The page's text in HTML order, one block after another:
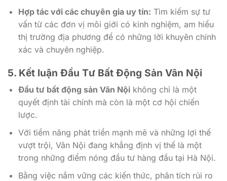
Hợp tác với các chuyên gia uy tín: Tìm kiếm sự tư
vấn từ các đơn vị môi giới có kinh nghiệm, am hiểu
thị trường địa phương để có những lời khuyên chính
xác và chuyên nghiệp.
5. Kết luận Đầu Tư Bất Động Sản Vân Nội
Đầu tư bất động sản Vân Nộikhông chỉ là một
quyết định tài chính mà còn là một cơ hội chiến
lược.
Với tiềm năng phát triển mạnh mẽ và những lợi thế
vượt trội, Vân Nội đang khẳng định vị thế là một
trong những điểm nóng đầu tư hàng đầu tại Hà Nội.
Bằng việc nắm vững các kiến thức, phân tích rủi ro